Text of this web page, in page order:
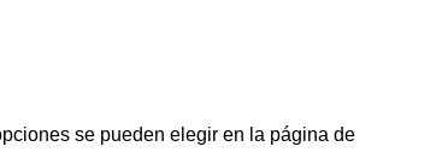
se pueden elegir en la página de